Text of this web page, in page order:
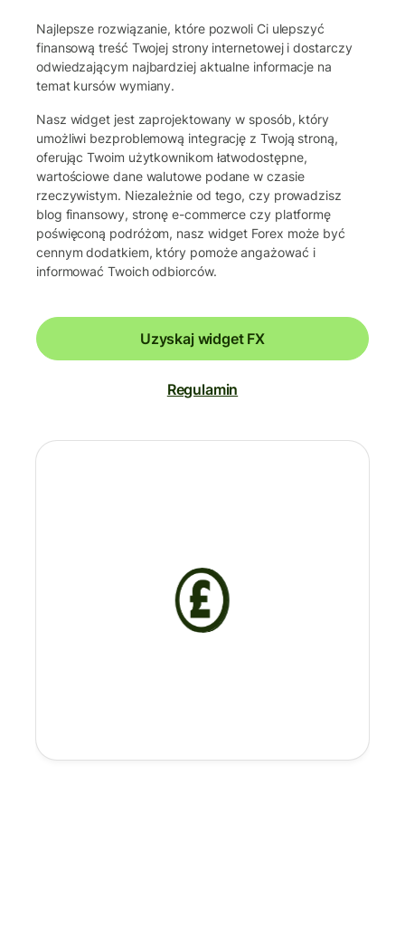
Najlepsze rozwiązanie, które pozwoli Ci ulepszyć
finansową treść Twojej strony internetowej i dostarczy
odwiedzającym najbardziej aktualne informacje na
temat kursów wymiany.
Nasz widget jest zaprojektowany w sposób, który
umożliwi bezproblemową integrację z Twoją stroną,
oferując Twoim użytkownikom łatwodostępne,
wartościowe dane walutowe podane w czasie
rzeczywistym. Niezależnie od tego, czy prowadzisz
blog finansowy, stronę e-commerce czy platformę
poświęconą podróżom, nasz widget Forex może być
cennym dodatkiem, który pomoże angażować i
informować Twoich odbiorców.
Uzyskaj widget FX
Regulamin